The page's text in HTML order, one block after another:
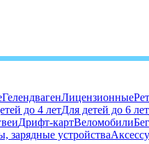
ГелендвагенЛицензионные
до 4 летДля детей до 6 лет
Дрифт-картВеломобили
зарядные устройства